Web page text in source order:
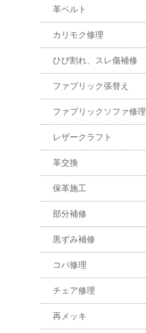
革ベルト
カリモク修理
ひび割れ、スレ傷補修
ファブリック張替え
ファブリックソファ修理
レザークラフト
革交換
保革施工
部分補修
黒ずみ補修
コバ修理
チェア修理
再メッキ